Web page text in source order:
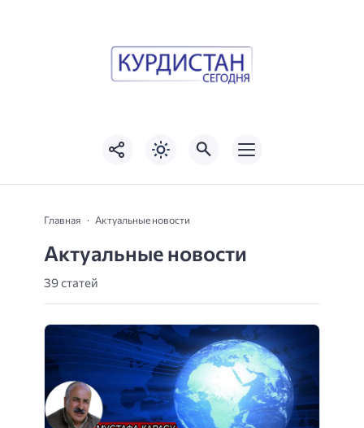
Главная Актуальные новости
Актуальные новости
39 статей